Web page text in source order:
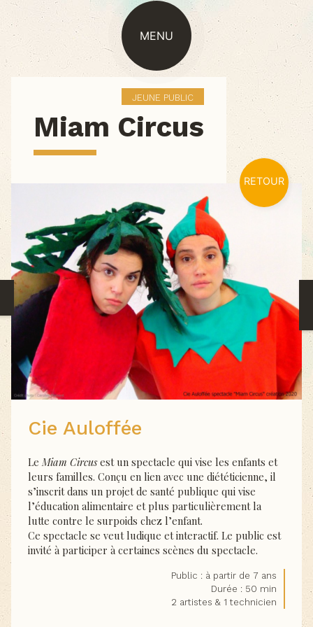
MENU
JEUNE PUBLIC
Miam Circus
RETOUR
Cie Auloffée
LeMiam Circusest un spectacle qui vise les enfants et
leurs familles. Conçu en lien avec une diététicienne, il
s’inscrit dans un projet de santé publique qui vise
l’éducation alimentaire et plus particulièrement la
lutte contre le surpoids chez l’enfant.
Ce spectacle se veut ludique et interactif. Le public est
invité à participer à certaines scènes du spectacle.
Public : à partir de 7 ans
Durée : 50 min
2 artistes & 1 technicien